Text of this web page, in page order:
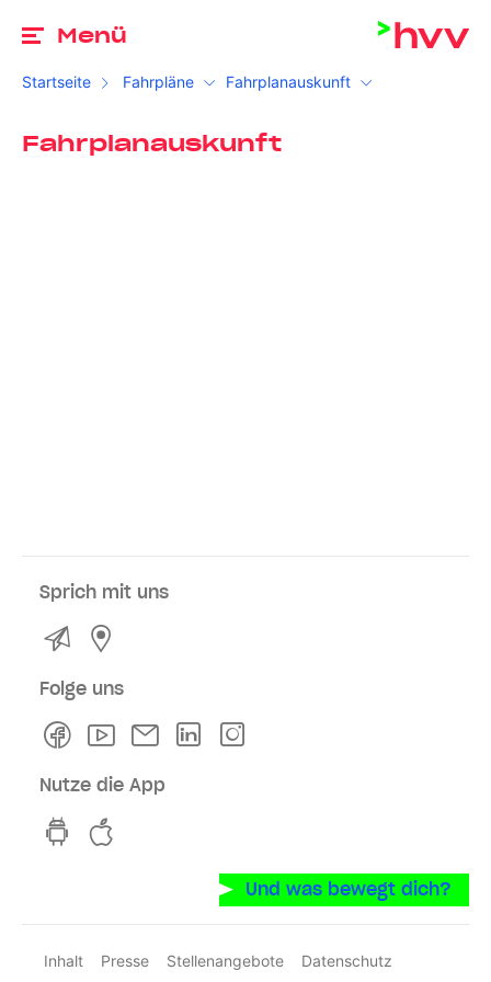
Menü
Startseite Fahrpläne Fahrplanauskunft
Fahrplanauskunft
Sprich mit uns
Kontakt
Folge uns
FacebookYoutubeNewsletterLinkedln
Nutze die App
hvv switch App auf GooglePlay
Und was bewegt dich?
Inhalt Presse Stellenangebote
Datenschutz